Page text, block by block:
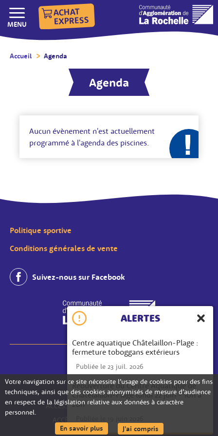
Votre navigation sur ce site nécessite l’usage de cookies pour des fins
techniques, ainsi que des cookies anonymisés de mesure d’audience
en respect de la législation relative aux données à caractère
personnel.
En savoir plussur les données personnelles
J'ai compris
ALERTES
Centre aquatique Châtelaillon-Plage :
fermeture toboggans extérieurs
Publiée le 23 juil. 2026
Réouverture du Centre Aquatique de
Châtelaillon-Plage lundi 22 juin - 10h à
20h
ACHAT
EXPRESS
AFFICHER/MASQUER LE
MENU
Accueil Agenda
Agenda
Aucun évènement n'est actuellement
programmé à l'agenda des piscines.
Politique sportive
Conditions générales de vente
Suivez-nous sur Facebook
MENTIONS LÉGALES
PLAN DU SITE
DONNÉES PERSONNELLES
ACCESSIBILITÉ : TOTALEMENT CONFORME